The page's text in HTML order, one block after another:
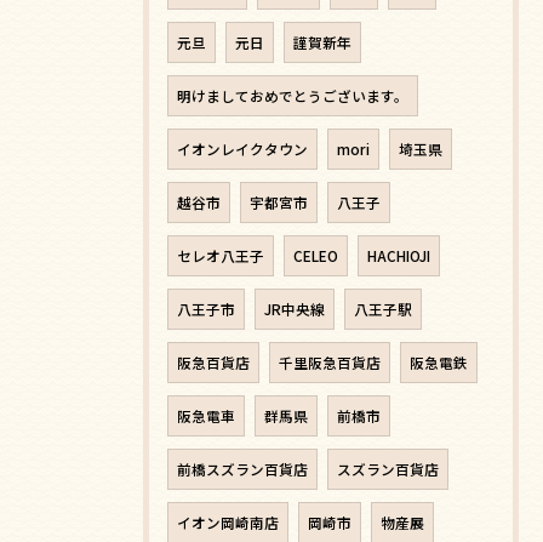
元旦 元日 謹賀新年
明けましておめでとうございます。
イオンレイクタウン mori 埼玉県
越谷市 宇都宮市 八王子
セレオ八王子 CELEO HACHIOJI
八王子市 JR中央線 八王子駅
阪急百貨店 千里阪急百貨店 阪急電鉄
阪急電車 群馬県 前橋市
前橋スズラン百貨店 スズラン百貨店
イオン岡崎南店 岡崎市 物産展